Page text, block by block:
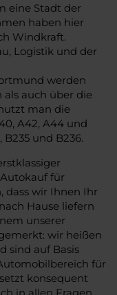
eine Stadt der
haben hier
Windkraft.
Logistik und der
werden
auch über die
man die
A42, A44 und
und B236.
für
dass wir Ihnen Ihr
Hause liefern
unserer
wir heißen
sind auf Basis
für
konsequent
in allen Fragen